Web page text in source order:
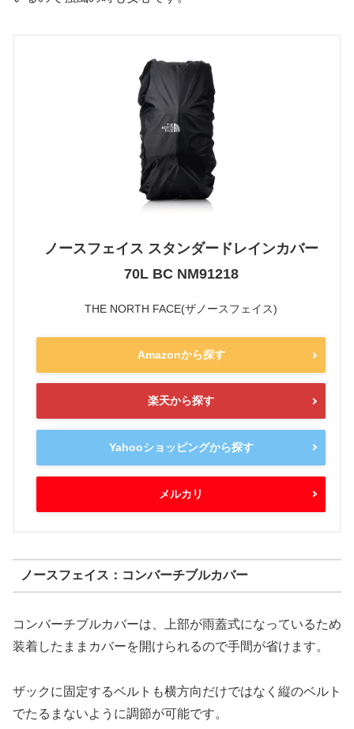
ノースフェイス スタンダードレインカバー
70L BC NM91218
THE NORTH FACE(ザノースフェイス)
Amazonから探す
楽天から探す
Yahooショッピングから探す
メルカリ
ノースフェイス：コンバーチブルカバー
コンバーチブルカバーは、上部が雨蓋式になっているため
装着したままカバーを開けられるので手間が省けます。
ザックに固定するベルトも横方向だけではなく縦のベルト
でたるまないように調節が可能です。